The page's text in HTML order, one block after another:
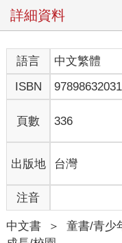
詳細資料
語言 中文繁體
ISBN
頁數 336
出版地 台灣
注音
中文書 ＞ 童書/青少